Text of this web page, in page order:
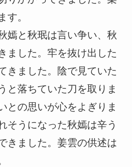
す。
嫣と秋珉は言い争い、秋
ました。牢を抜け出した
きました。陰で見ていた
と落ちていた刀を取りま
との思いが心をよぎりま
そうになった秋嫣は辛う
きました。姜雲の供述は